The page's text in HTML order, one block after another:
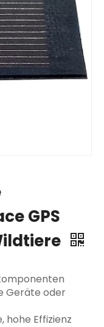
GPS
Geräte oder
hohe Effizienz